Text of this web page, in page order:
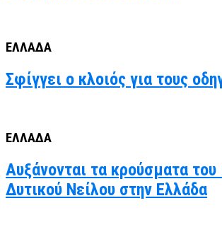
ΕΛΛΑΔΑ
Σφίγγει ο κλοιός για τους
ΕΛΛΑΔΑ
Αυξάνονται τα κρούσματα του
Δυτικού Νείλου στην Ελλάδα